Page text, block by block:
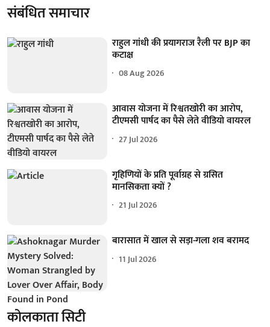
संबंधित समाचार
राहुल गांधी की प्रयागराज रैली पर BJP का
कटाक्ष
08 Aug 2026
आवास योजना में रिश्वतखोरी का आरोप,
टीएमसी पार्षद का पैसे लेते वीडियो वायरल
27 Jul 2026
गृहिणियों के प्रति पूर्वाग्रह से ग्रसित
मानसिकता क्यों ?
21 Jul 2026
बारासात में खाल से सड़ा-गला शव बरामद
11 Jul 2026
कोलकाता सिटी